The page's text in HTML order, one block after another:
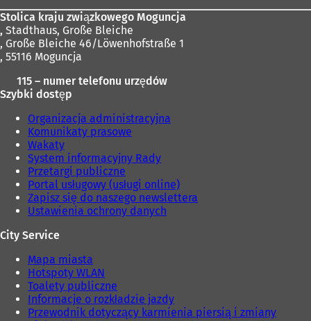
Stolica kraju związkowego Moguncja
, Stadthaus, Große Bleiche
, Große Bleiche 46/Löwenhofstraße 1
, 55116 Moguncja
115 – numer telefonu urzędów
Szybki dostęp
Organizacja administracyjna
Komunikaty prasowe
Wakaty
System informacyjny Rady
Przetargi publiczne
Portal usługowy (usługi online)
Zapisz się do naszego newslettera
Ustawienia ochrony danych
City Service
Mapa miasta
Hotspoty WLAN
Toalety publiczne
Informacje o rozkładzie jazdy
Przewodnik dotyczący karmienia piersią i zmiany